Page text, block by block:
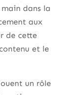
dans la
aux
de cette
et le
un rôle